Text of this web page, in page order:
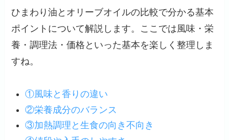
ひまわり油とオリーブオイルの比較で分かる基本
ポイントについて解説します。ここでは風味・栄
養・調理法・価格といった基本を楽しく整理しま
すね。
①風味と香りの違い
②栄養成分のバランス
③加熱調理と生食の向き不向き